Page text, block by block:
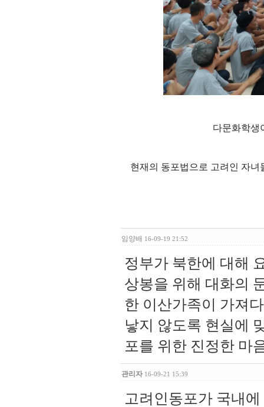
다문화학생
현재의 동포법으로 고려인 자
임양배 16-09-19 21:52
정부가 북한에 대해
상봉을 위해 대화의
한 이산가족이 가져
낳지 않도록 현실에
포를 위한 진정한 마
관리자 16-09-21 15:39
고려인동포가 국내